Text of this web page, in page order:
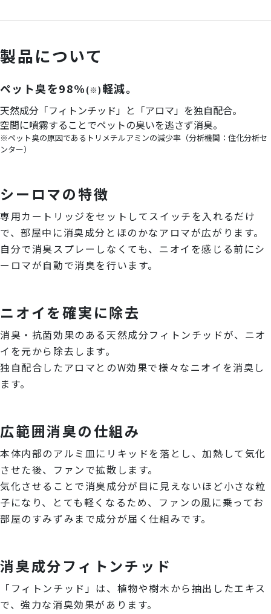
製品について
ペット臭を98% (※) 軽減。
天然成分「フィトンチッド」と「アロマ」を独自配合。
空間に噴霧することでペットの臭いを逃さず消臭。
※ペット臭の原因であるトリメチルアミンの減少率（分析機関：住化分析セ
ンター）
シーロマの特徴
専用カートリッジをセットしてスイッチを入れるだけ
で、部屋中に消臭成分とほのかなアロマが広がります。
自分で消臭スプレーしなくても、ニオイを感じる前にシ
ーロマが自動で消臭を行います。
ニオイを確実に除去
消臭・抗菌効果のある天然成分フィトンチッドが、ニオ
イを元から除去します。
独自配合したアロマとのW効果で様々なニオイを消臭し
ます。
広範囲消臭の仕組み
本体内部のアルミ皿にリキッドを落とし、加熱して気化
させた後、ファンで拡散します。
気化させることで消臭成分が目に見えないほど小さな粒
子になり、とても軽くなるため、ファンの風に乗ってお
部屋のすみずみまで成分が届く仕組みです。
消臭成分フィトンチッド
「フィトンチッド」は、植物や樹木から抽出したエキス
で、強力な消臭効果があります。